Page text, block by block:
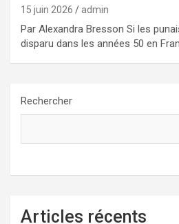
15 juin 2026 admin
Par Alexandra Bresson Si les
disparu dans les années 50 en
Rechercher
Articles récents